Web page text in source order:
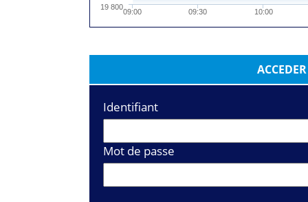
09:00 09:30 10:00
19 800
Identifiant
Mot de passe